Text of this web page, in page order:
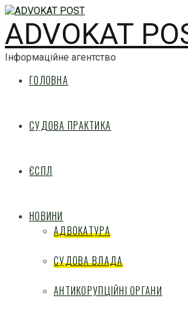
ADVOKAT
Інформаційне агентство
ГОЛОВНА
СУДОВА ПРАКТИКА
ЄСПЛ
НОВИНИ
АДВОКАТУРА
СУДОВА ВЛАДА
АНТИКОРУПЦІЙНІ ОРГАНИ